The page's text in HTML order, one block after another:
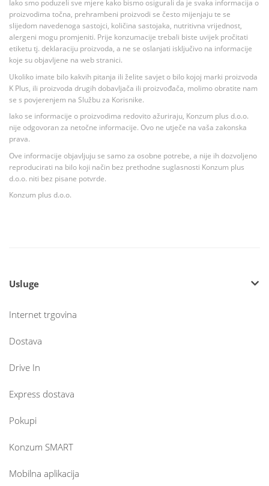
Iako smo poduzeli sve mjere kako bismo osigurali da je svaka informacija o
proizvodima točna, prehrambeni proizvodi se često mijenjaju te se
slijedom navedenoga sastojci, količina sastojaka, nutritivna vrijednost,
alergeni mogu promjeniti. Prije konzumacije trebali biste uvijek pročitati
etiketu tj. deklaraciju proizvoda, a ne se oslanjati isključivo na informacije
koje su objavljene na web stranici.
Ukoliko imate bilo kakvih pitanja ili želite savjet o bilo kojoj marki proizvoda
K Plus, ili proizvoda drugih dobavljača ili proizvođača, molimo obratite nam
se s povjerenjem na Službu za Korisnike.
Iako se informacije o proizvodima redovito ažuriraju, Konzum plus d.o.o.
nije odgovoran za netočne informacije. Ovo ne utječe na vaša zakonska
prava.
Ove informacije objavljuju se samo za osobne potrebe, a nije ih dozvoljeno
reproducirati na bilo koji način bez prethodne suglasnosti Konzum plus
d.o.o. niti bez pisane potvrde.
Konzum plus d.o.o.
Usluge
Internet trgovina
Dostava
Drive In
Express dostava
Pokupi
Konzum SMART
Mobilna aplikacija